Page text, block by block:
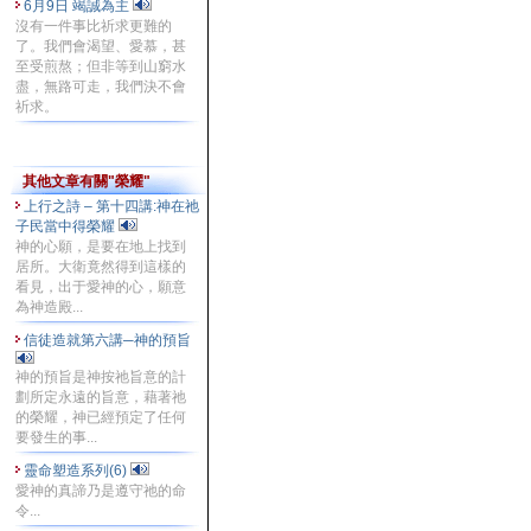
6月9日 竭誠為主
沒有一件事比祈求更難的
了。我們會渴望、愛慕，甚
至受煎熬；但非等到山窮水
盡，無路可走，我們決不會
祈求。
其他文章有關"榮耀"
上行之詩 – 第十四講:神在祂
子民當中得榮耀
神的心願，是要在地上找到
居所。大衛竟然得到這樣的
看見，出于愛神的心，願意
為神造殿...
信徒造就第六講─神的預旨
神的預旨是神按祂旨意的計
劃所定永遠的旨意，藉著祂
的榮耀，神已經預定了任何
要發生的事...
靈命塑造系列(6)
愛神的真諦乃是遵守祂的命
令...